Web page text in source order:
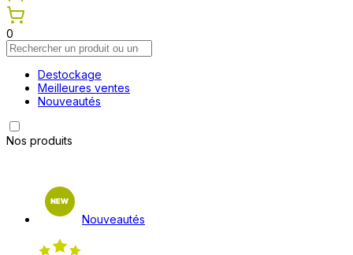
0
Destockage
Meilleures ventes
Nouveautés
Nos produits
Nouveautés